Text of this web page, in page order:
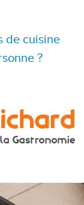
de cuisine
?